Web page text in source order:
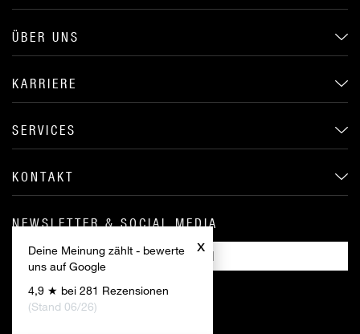
x
Deine Meinung zählt - bewerte
uns auf Google
4,9 ★ bei 281 Rezensionen
(Stand 06/26)
ÜBER UNS
KARRIERE
SERVICES
KONTAKT
NEWSLETTER & SOCIAL MEDIA
ANMELDEN